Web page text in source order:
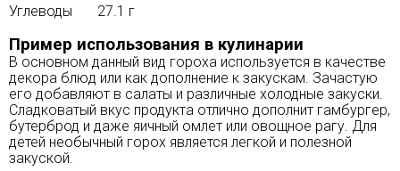
Углеводы 27.1 г
Пример использования в кулинарии
В основном данный вид гороха используется в качестве
декора блюд или как дополнение к закускам. Зачастую
его добавляют в салаты и различные холодные закуски.
Сладковатый вкус продукта отлично дополнит гамбургер,
бутерброд и даже яичный омлет или овощное рагу. Для
детей необычный горох является легкой и полезной
закуской.